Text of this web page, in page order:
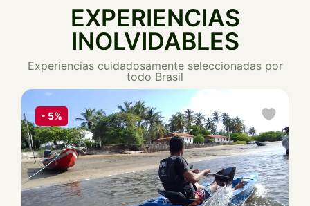
EXPERIENCIAS
INOLVIDABLES
Experiencias cuidadosamente seleccionadas por
todo Brasil
- 5%